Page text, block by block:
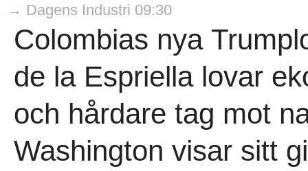
→ Dagens Industri 09:30
Colombias nya
de la Espriella lovar
och hårdare tag mot
Washington visar sitt